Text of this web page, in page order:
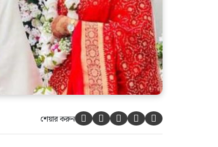
আহত শিবির নেতাদের দেখতে
হাসপাতালে জামায়াত আমির
শেয়ার করুন     